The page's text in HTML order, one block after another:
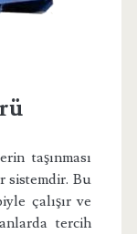
taşınması
sistemdir. Bu
çalışır ve
tercih